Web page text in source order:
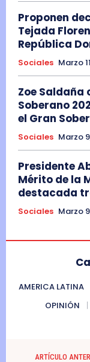
Proponen
Tejada
República
Sociales Marzo
Zoe Saldaña
Soberano
el Gran
Sociales Marzo
Presidente
Mérito de la
destacada
Sociales Marzo
AMERICA LATINA
OPINIÓN
ARTÍCULO